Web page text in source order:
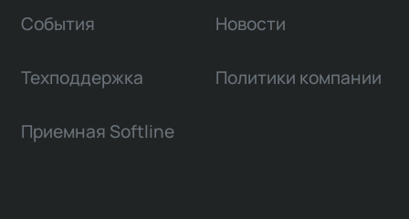
События Новости
Техподдержка Политики компании
Приемная Softline